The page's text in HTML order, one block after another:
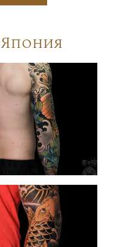
Япония